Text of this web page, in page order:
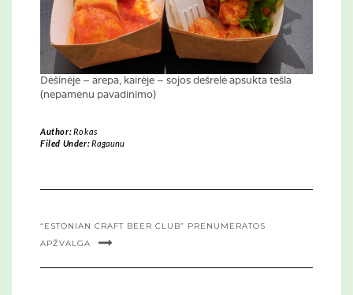
Dėšinėje – arepa, kairėje – sojos dešrelė apsukta tešla
(nepamenu pavadinimo)
Author:Rokas
Filed Under:Ragaunu
“ESTONIAN CRAFT BEER CLUB” PRENUMERATOS
APŽVALGA